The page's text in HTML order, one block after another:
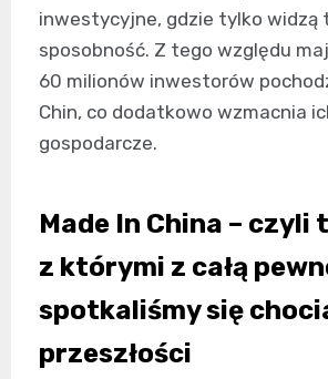
inwestycyjne, gdzie tylko widzą
sposobność. Z tego względu
60 milionów inwestorów
Chin, co dodatkowo wzmacnia
gospodarcze.
Made In China – czyli
z którymi z całą
spotkaliśmy się
przeszłości